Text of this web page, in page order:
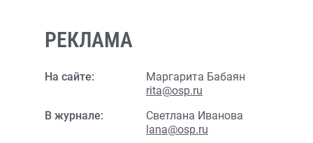
РЕКЛАМА
На сайте:
Маргарита Бабаян
rita@osp.ru
В журнале:
Светлана Иванова
lana@osp.ru